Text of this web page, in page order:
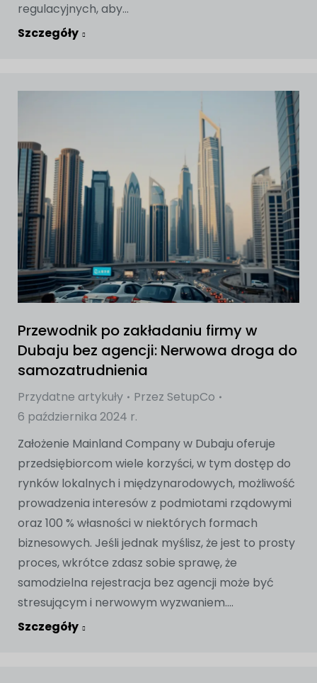
regulacyjnych, aby...
Szczegóły
Przewodnik po zakładaniu firmy w
Dubaju bez agencji: Nerwowa droga do
samozatrudnienia
Przydatne artykuły Przez SetupCo
6 października 2024 r.
Założenie Mainland Company w Dubaju oferuje
przedsiębiorcom wiele korzyści, w tym dostęp do
rynków lokalnych i międzynarodowych, możliwość
prowadzenia interesów z podmiotami rządowymi
oraz 100 % własności w niektórych formach
biznesowych. Jeśli jednak myślisz, że jest to prosty
proces, wkrótce zdasz sobie sprawę, że
samodzielna rejestracja bez agencji może być
stresującym i nerwowym wyzwaniem....
Szczegóły